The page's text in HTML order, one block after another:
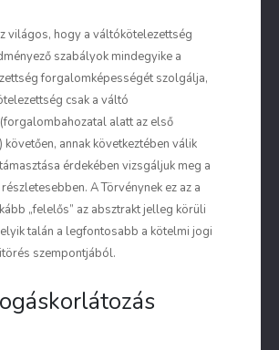
világos, hogy a váltókötelezettség
szabályok mindegyike a
forgalomképességét szolgálja,
csak a váltó
alatt az első
annak következtében válik
érdekében vizsgáljuk meg a
A Törvénynek ez az a
„felelős” az absztrakt jelleg körüli
talán a legfontosabb a kötelmi jogi
szempontjából.